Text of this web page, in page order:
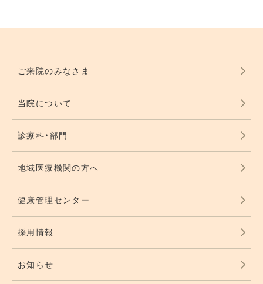
ご来院のみなさま
当院について
診療科・部門
地域医療機関の方へ
健康管理センター
採用情報
お知らせ